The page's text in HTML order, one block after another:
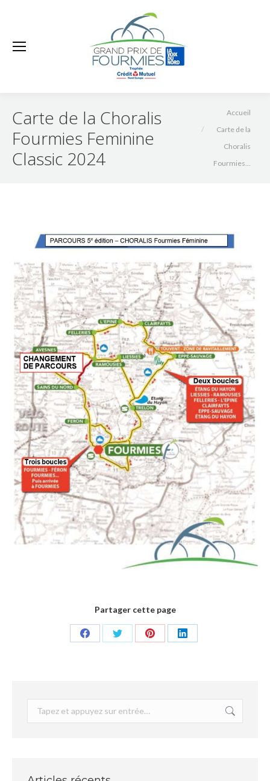
Carte de la Choralis
Fourmies Feminine
Classic 2024
Vous êtes ici :
Accueil
Carte de la
Choralis
Fourmies…
Partager cette page
PartagerPartagerPartagerPartager
Recherche
: